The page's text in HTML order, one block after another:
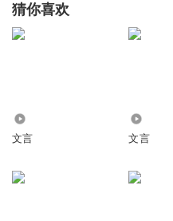
猜你喜欢
文言 文言